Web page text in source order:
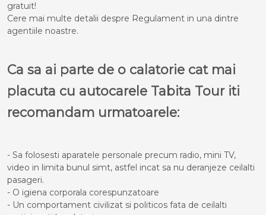
gratuit!
Cere mai multe detalii despre Regulament in una dintre
agentiile noastre.
Ca sa ai parte de o calatorie cat mai
placuta cu autocarele Tabita Tour iti
recomandam urmatoarele:
- Sa folosesti aparatele personale precum radio, mini TV,
video in limita bunul simt, astfel incat sa nu deranjeze ceilalti
pasageri.
- O igiena corporala corespunzatoare
- Un comportament civilizat si politicos fata de ceilalti